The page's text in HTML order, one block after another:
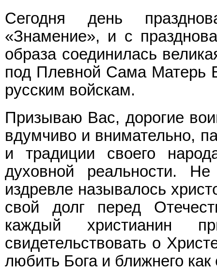
Сегодня день
«Знамение», и с
образа соединилась
под Плевной Сама Матерь
русским войскам.
Призываю Вас, дорогие
вдумчиво и внимательно,
и традиции своего
духовной реальности. Не
издревле называлось
свой долг перед
каждый христианин
свидетельствовать о
любить Бога и ближнего как